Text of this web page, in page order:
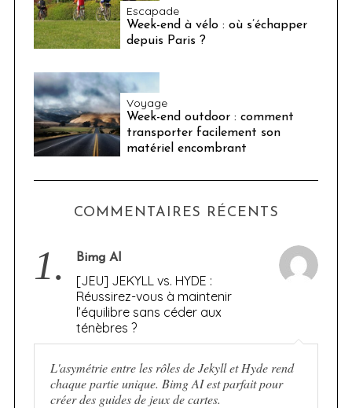
Escapade
Week-end à vélo : où s’échapper
depuis Paris ?
Voyage
Week-end outdoor : comment
transporter facilement son
matériel encombrant
COMMENTAIRES RÉCENTS
1. Bimg AI
[JEU] JEKYLL vs. HYDE :
Réussirez-vous à maintenir
l’équilibre sans céder aux
ténèbres ?
L'asymétrie entre les rôles de Jekyll et Hyde rend
chaque partie unique. Bimg AI est parfait pour
créer des guides de jeux de cartes.